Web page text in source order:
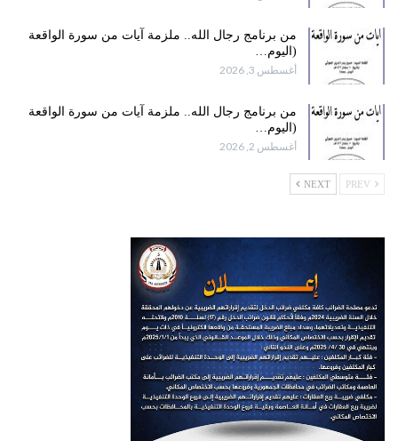
من برنامج رجال الله.. ملزمة آيات من سورة الواقعة
(اليوم…
أغسطس 3, 2026
من برنامج رجال الله.. ملزمة آيات من سورة الواقعة
(اليوم…
أغسطس 2, 2026
NEXT